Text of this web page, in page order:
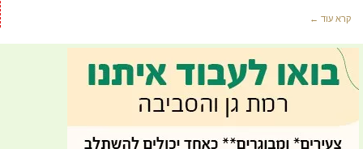
קרא עוד ←